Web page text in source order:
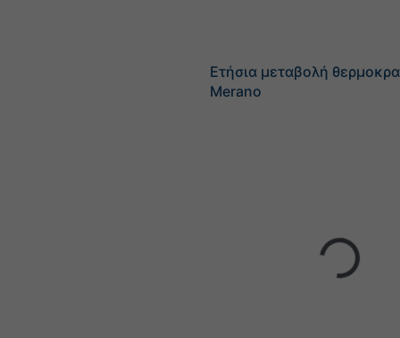
Ετήσια μεταβολή
Merano